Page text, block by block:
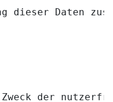
dieser Daten
Zweck der